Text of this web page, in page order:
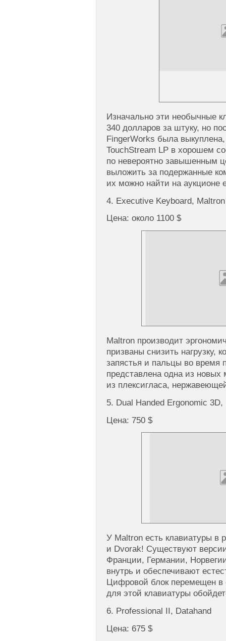
Изначально эти необычные
340 долларов за штyку, но
FingerWorks была
TouchStream LP в хорошем
по невероятно завышенным
выложить за подержанные
их можно найти на аукционе
4. Executive Keyboard, Maltron
Цена: около 1100 $
Maltron производит
призваны снизить нагрузку,
запястья и пальцы во время
представлена одна из новых
из плексигласа,
5. Dual Handed Ergonomic 3D,
Цена: 750 $
У Maltron есть клавиатуры в
и Dvorak! Существуют
Франции, Германии,
внутрь и обеспечивают
Цифровой блок перемещен в
для этой клавиатуры
6. Professional II, Datahand
Цена: 675 $